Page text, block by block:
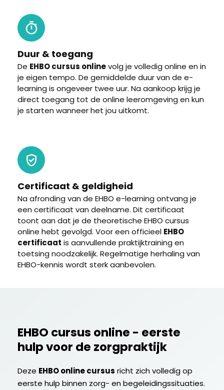
Duur & toegang
De EHBO cursus onlinevolg je volledig online en in
je eigen tempo. De gemiddelde duur van de e-
learning is ongeveer twee uur. Na aankoop krijg je
direct toegang tot de online leeromgeving en kun
je starten wanneer het jou uitkomt.
Certificaat & geldigheid
Na afronding van de EHBO e-learning ontvang je
een certificaat van deelname. Dit certificaat
toont aan dat je de theoretische EHBO cursus
online hebt gevolgd. Voor een officieel EHBO
certificaat is aanvullende praktijktraining en
toetsing noodzakelijk. Regelmatige herhaling van
EHBO-kennis wordt sterk aanbevolen.
EHBO cursus online - eerste
hulp voor de zorgpraktijk
Deze EHBO online cursus richt zich volledig op
eerste hulp binnen zorg- en begeleidingssituaties.